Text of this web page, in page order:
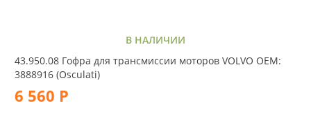
В НАЛИЧИИ
43.950.08 Гофра для трансмиссии моторов VOLVO OEM:
3888916 (Osculati)
6 560 Р